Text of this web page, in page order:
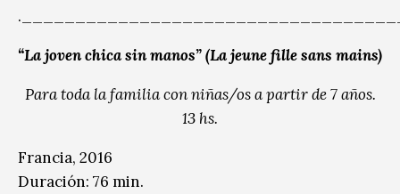
“La joven chica sin manos” (La jeune fille sans mains)
Para toda la familia con niñas/os a partir de 7 años.
13 hs.
Francia, 2016
Duración: 76 min.